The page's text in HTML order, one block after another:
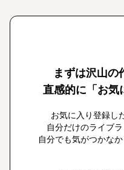
まずは沢山の
直感的に「お気
お気に入り登録し
自分だけのライブ
自分でも気がつかな